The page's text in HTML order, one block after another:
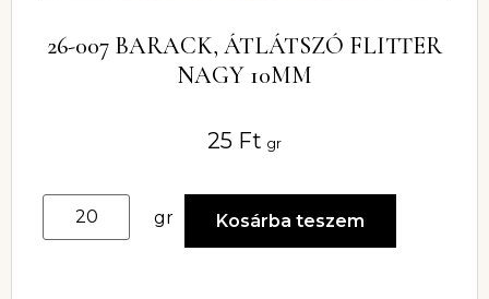
26-007 BARACK, ÁTLÁTSZÓ FLITTER
NAGY 10MM
25 Ft gr
gr Kosárba teszem